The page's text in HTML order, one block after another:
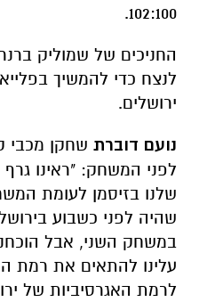
102:100.
החניכים של שמוליק
לנצח כדי להמשיך
ירושלים.
נועם דוברת שחקן מכבי
לפני המשחק: "ראינו
שלנו בזיסמן לעומת
שהיה לפני כשבוע
במשחק השני, אבל
עלינו להתאים את רמת
לרמת האגרסיביות של